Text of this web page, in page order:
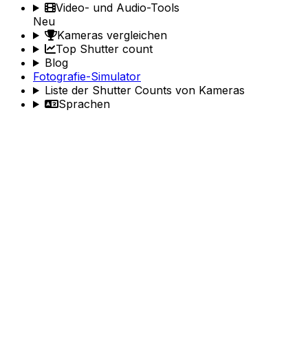
Video- und Audio-Tools
Neu
Kameras vergleichen
Top Shutter count
Blog
Fotografie-Simulator
Liste der Shutter Counts von Kameras
Sprachen